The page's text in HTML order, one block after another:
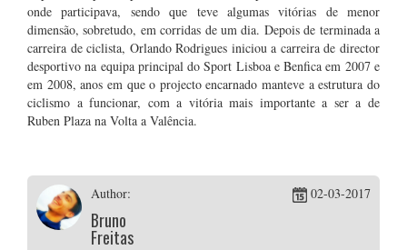
onde participava, sendo que teve algumas vitórias de menor
dimensão, sobretudo, em corridas de um dia. Depois de terminada a
carreira de ciclista, Orlando Rodrigues iniciou a carreira de director
desportivo na equipa principal do Sport Lisboa e Benfica em 2007 e
em 2008, anos em que o projecto encarnado manteve a estrutura do
ciclismo a funcionar, com a vitória mais importante a ser a de
Ruben Plaza na Volta a Valência.
Author:
Bruno
Freitas
02-03-2017